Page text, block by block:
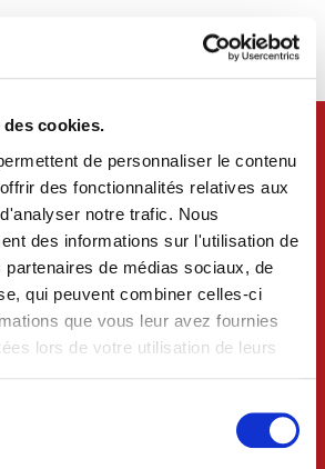
cookies.
de personnaliser le contenu
des fonctionnalités relatives aux
notre trafic. Nous
des informations sur l'utilisation de
de médias sociaux, de
qui peuvent combiner celles-ci
que vous leur avez fournies
lors de votre utilisation de leurs